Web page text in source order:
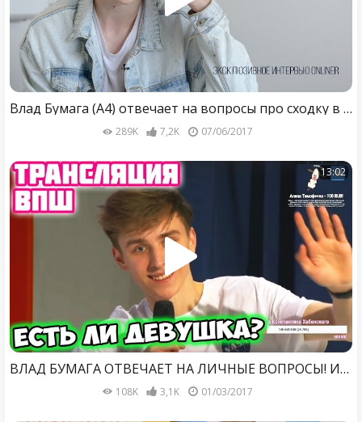
Влад Бумага (А4) отвечает на вопросы про сходку в Минске и личную жизнь. Эксклюзивное интервью
289K 7,2K 07/06/2017
13:02
ВЛАД БУМАГА ОТВЕЧАЕТ НА ЛИЧНЫЕ ВОПРОСЫ! ИНТЕРВЬЮ ТРАНСЛЯЦИЯ
108K 3,1K 01/03/2017